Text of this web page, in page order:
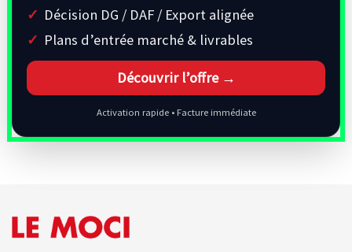
Décision DG / DAF / Export alignée
Plans d’entrée marché & livrables
Découvrir l’offre →
Activation rapide • Facture immédiate